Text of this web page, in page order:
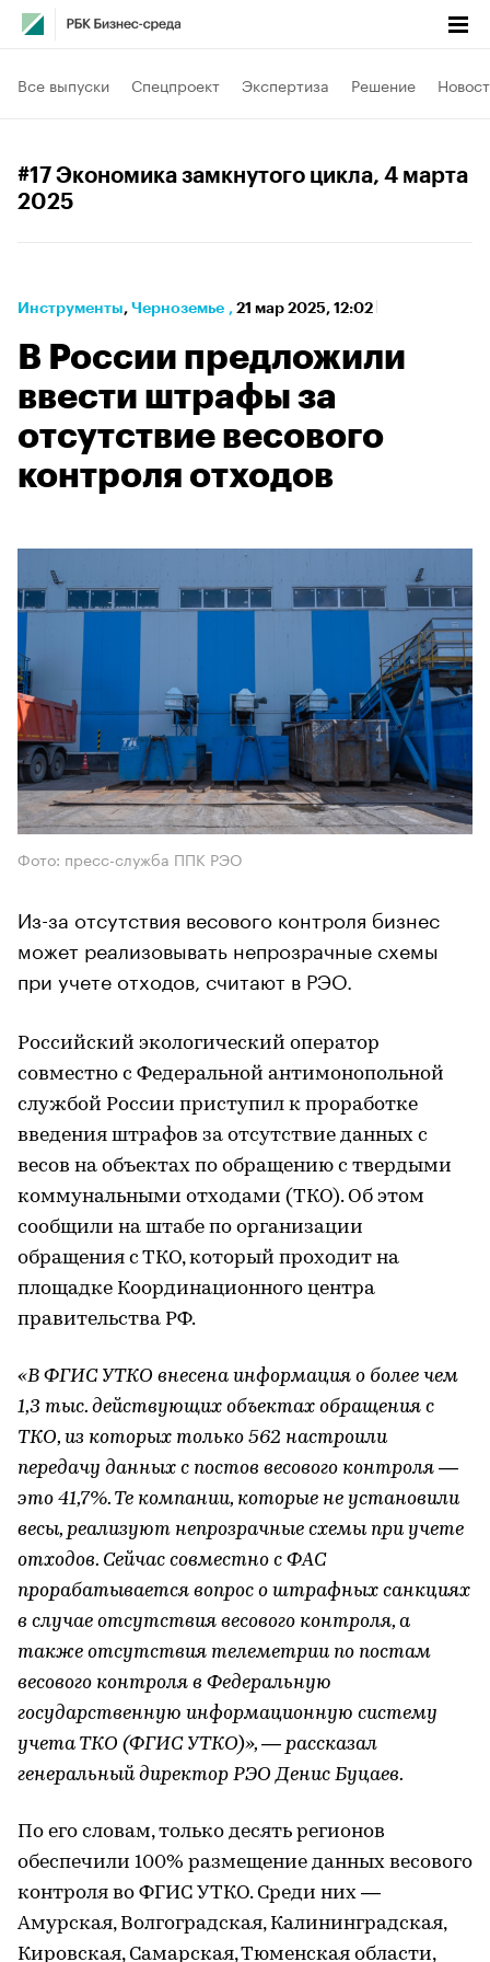
Все выпуски Спецпроект Экспертиза Решение
#17 Экономика замкнутого цикла, 4 марта
2025
Инструменты⁠, Черноземье , 21 мар 2025, 12:02
В России предложили
ввести штрафы за
отсутствие весового
контроля отходов
Фото: пресс-служба ППК РЭО
Из-за отсутствия весового контроля бизнес
может реализовывать непрозрачные схемы
при учете отходов, считают в РЭО.
Российский экологический оператор
совместно с Федеральной антимонопольной
службой России приступил к проработке
введения штрафов за отсутствие данных с
весов на объектах по обращению с твердыми
коммунальными отходами (ТКО). Об этом
сообщили на штабе по организации
обращения с ТКО, который проходит на
площадке Координационного центра
правительства РФ.
«В ФГИС УТКО внесена информация о более чем
1,3 тыс. действующих объектах обращения с
ТКО, из которых только 562 настроили
передачу данных с постов весового контроля —
это 41,7%. Те компании, которые не установили
весы, реализуют непрозрачные схемы при учете
отходов. Сейчас совместно с ФАС
прорабатывается вопрос о штрафных санкциях
в случае отсутствия весового контроля, а
также отсутствия телеметрии по постам
весового контроля в Федеральную
государственную информационную систему
учета ТКО (ФГИС УТКО)», — рассказал
генеральный директор РЭО Денис Буцаев.
По его словам, только десять регионов
обеспечили 100% размещение данных весового
контроля во ФГИС УТКО. Среди них —
Амурская, Волгоградская, Калининградская,
Кировская, Самарская, Тюменская области,